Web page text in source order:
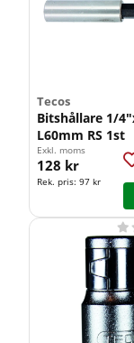
Tecos
Bitshållare 1/
L60mm RS 1st
Exkl. moms
128 kr
Rek. pris: 97 kr
